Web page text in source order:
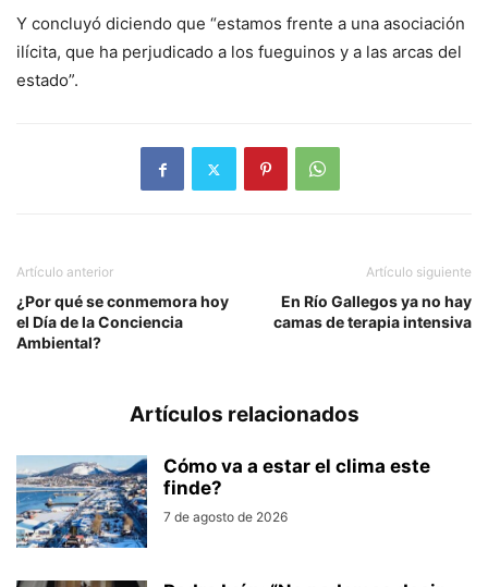
Y concluyó diciendo que “estamos frente a una asociación
ilícita, que ha perjudicado a los fueguinos y a las arcas del
estado”.
Artículo anterior
¿Por qué se conmemora hoy
el Día de la Conciencia
Ambiental?
Artículo siguiente
En Río Gallegos ya no hay
camas de terapia intensiva
Artículos relacionados
Cómo va a estar el clima este
finde?
7 de agosto de 2026